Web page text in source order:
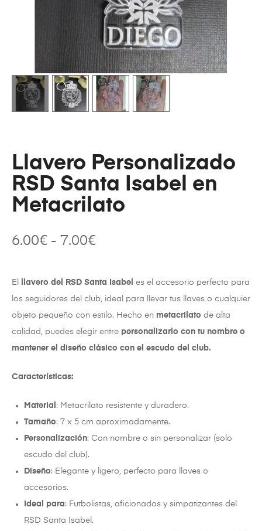
Llavero Personalizado
RSD Santa Isabel en
Metacrilato
6.00€ - 7.00€
El llavero del RSD Santa Isabel es el accesorio perfecto para
los seguidores del club, ideal para llevar tus llaves o cualquier
objeto pequeño con estilo. Hecho en metacrilato de alta
calidad, puedes elegir entre personalizarlo con tu nombre o
mantener el diseño clásico con el escudo del club.
Características:
Material : Metacrilato resistente y duradero.
Tamaño: 7 x 5 cm aproximadamente.
Personalización: Con nombre o sin personalizar (solo
escudo del club).
Diseño: Elegante y ligero, perfecto para llaves o
accesorios.
Ideal para: Futbolistas, aficionados y simpatizantes del
RSD Santa Isabel.